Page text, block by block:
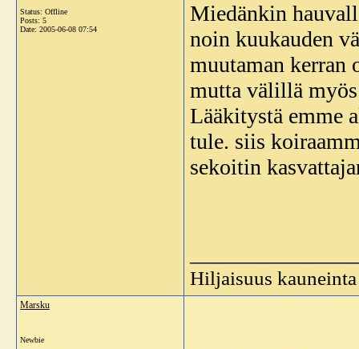
Status: Offline
Posts: 5
Date: 2005-06-08 07:54
Miedänkin
noin kuukauden
muutaman
mutta välillä
Lääkitystä emme
tule. siis
sekoitin
Hiljaisuus
Marsku
Newbie